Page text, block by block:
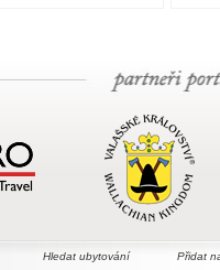
Hledat ubytování Přidat